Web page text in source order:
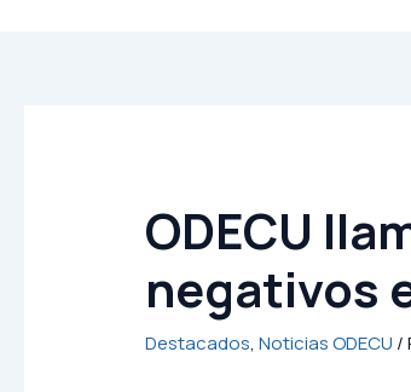
ODECU
negativos
Destacados,Noticias ODECU /